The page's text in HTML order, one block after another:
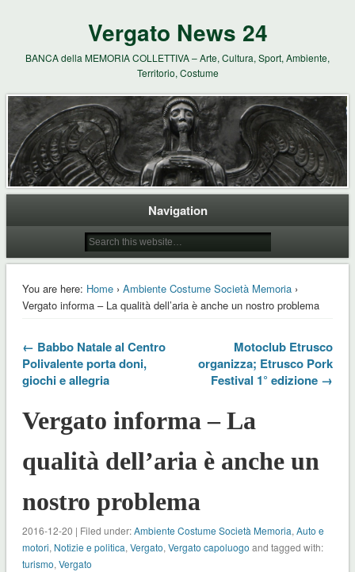
Vergato News 24
BANCA della MEMORIA COLLETTIVA – Arte, Cultura, Sport, Ambiente,
Territorio, Costume
Navigation
You are here: Home› Ambiente Costume Società Memoria›
Vergato informa – La qualità dell’aria è anche un nostro problema
← Babbo Natale al Centro
Polivalente porta doni,
giochi e allegria
Motoclub Etrusco
organizza; Etrusco Pork
Festival 1° edizione →
Vergato informa – La
qualità dell’aria è anche un
nostro problema
2016-12-20 | Filed under:Ambiente Costume Società Memoria, Auto e
motori, Notizie e politica, Vergato, Vergato capoluogo and tagged with:
turismo, Vergato